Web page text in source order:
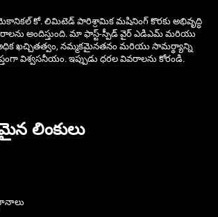
కో. లిమిటెడ్ పారిశ్రామిక మషినింగ్ కొరకు అభివృద్ధి
అందిస్తుంది. మా ఫాస్ట్-స్పీడ్ వైర్ ఎడిఎమ్ మరియు
అధిక ఖచ్చితత్వం, నమ్మకమైనతనం మరియు సామర్థ్యాన్ని
విశ్వసనీయం. ఇప్పుడు ధరల వివరాలను కోరండి.
లింకులు